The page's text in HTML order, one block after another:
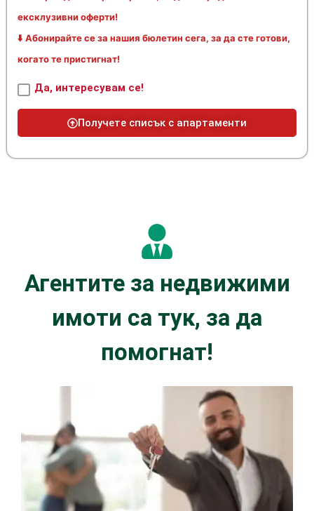
ексклузивни оферти!
⬇️ Абонирайте се за нашия бюлетин сега, за да сте готови,
когато те пристигнат!
Да, интересувам се!
Получете списък с апартаменти
Агентите за недвижими
имоти са тук, за да
помогнат!